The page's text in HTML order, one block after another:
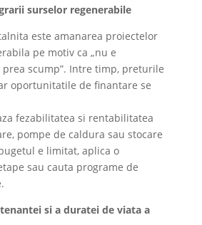
surselor regenerabile
este amanarea proiectelor
pe motiv ca „nu e
prea scump”. Intre timp, preturile
oportunitatile de finantare se
fezabilitatea si rentabilitatea
pompe de caldura sau stocare
e limitat, aplica o
sau cauta programe de
si a duratei de viata a